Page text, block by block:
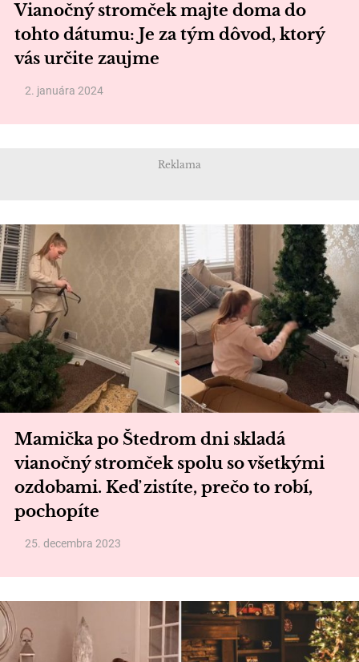
Vianočný stromček majte doma do
tohto dátumu: Je za tým dôvod, ktorý
vás určite zaujme
2. januára 2024
Reklama
Mamička po Štedrom dni skladá
vianočný stromček spolu so všetkými
ozdobami. Keď zistíte, prečo to robí,
pochopíte
25. decembra 2023